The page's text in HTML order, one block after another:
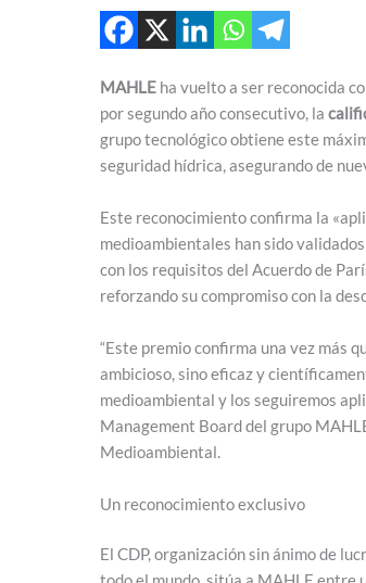
MAHLE ha vuelto a ser reconocida
por segundo año consecutivo, la
grupo tecnológico obtiene este
seguridad hídrica, asegurando de
Este reconocimiento confirma la
medioambientales han sido
con los requisitos del Acuerdo de
reforzando su compromiso con la
“Este premio confirma una vez más
ambicioso, sino eficaz y
medioambiental y los seguiremos
Management Board del grupo
Medioambiental.
Un reconocimiento exclusivo
El CDP, organización sin ánimo de